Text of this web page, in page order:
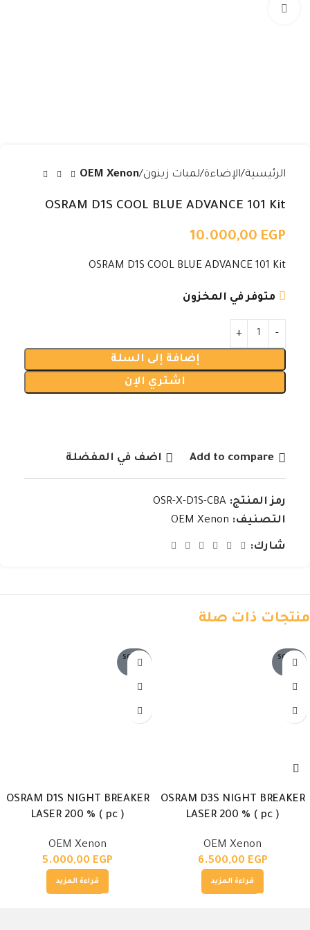
الرئيسية الإضاءة لمبات زينون OEM Xenon
OSRAM D1S COOL BLUE ADVANCE 101 Kit
10.000,00 EGP
OSRAM D1S COOL BLUE ADVANCE 101 Kit
متوفر في المخزون
إضافة إلى السلة
اشتري الإن
Add to compare اضف في المفضلة
رمز المنتج: OSR-X-D1S-CBA
التصنيف: OEM Xenon
شارك:
منتجات ذات صلة
SOLD O
UT
OSRAM D3S NIGHT BREAKER
LASER 200 % ( pc )
OEM Xenon
6.500,00 EGP
قراءة المزيد
SOLD O
UT
OSRAM D1S NIGHT BREAKER
LASER 200 % ( pc )
OEM Xenon
5.000,00 EGP
قراءة المزيد